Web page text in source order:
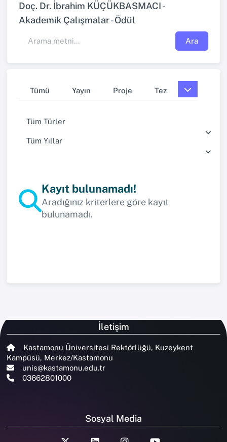
Doç. Dr. İbrahim KÜÇÜKBASMACI -
Akademik Çalışmalar - Ödül
Ara
Tümü Yayın Proje Tez
Tüm Türler
Tüm Yıllar
Kayıt bulunamadı!
Aradığınız kriterlere göre kayıt
bulunamadı.
İletişim
Kastamonu Üniversitesi Rektörlüğü, Kuzeykent
Kampüsü, Merkez/Kastamonu
unis@kastamonu.edu.tr
03662801000
Sosyal Media